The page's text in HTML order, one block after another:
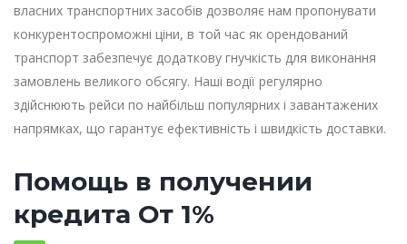
власних транспортних засобів дозволяє нам пропонувати
конкурентоспроможні ціни, в той час як орендований
транспорт забезпечує додаткову гнучкість для виконання
замовлень великого обсягу. Наші водії регулярно
здійснюють рейси по найбільш популярних і завантажених
напрямках, що гарантує ефективність і швидкість доставки.
Помощь в получении
кредита От 1%